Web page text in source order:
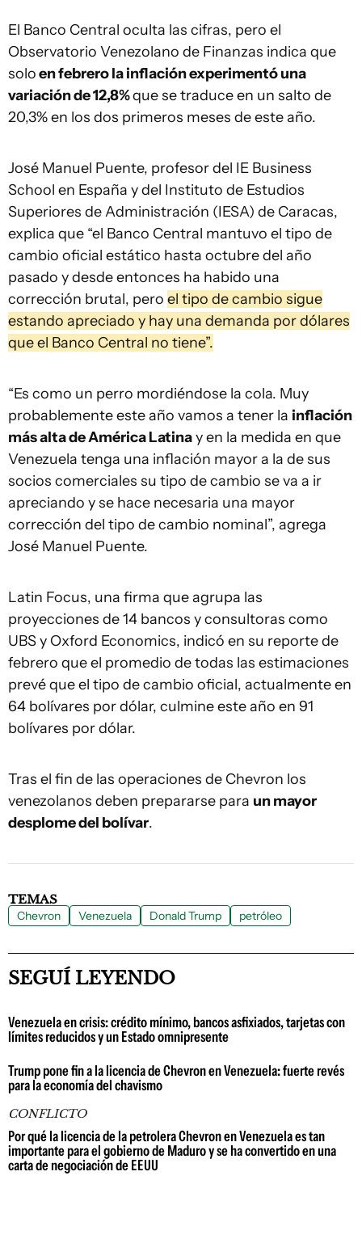
El Banco Central oculta las cifras, pero el
Observatorio Venezolano de Finanzas indica que
soloen febrero la inflación experimentó una
variación de 12,8%que se traduce en un salto de
20,3% en los dos primeros meses de este año.
José Manuel Puente, profesor del IE Business
School en España y del Instituto de Estudios
Superiores de Administración (IESA) de Caracas,
explica que “el Banco Central mantuvo el tipo de
cambio oficial estático hasta octubre del año
pasado y desde entonces ha habido una
corrección brutal, pero el tipo de cambio sigue
estando apreciado y hay una demanda por dólares
que el Banco Central no tiene”.
“Es como un perro mordiéndose la cola. Muy
probablemente este año vamos a tener la inflación
más alta de América Latinay en la medida en que
Venezuela tenga una inflación mayor a la de sus
socios comerciales su tipo de cambio se va a ir
apreciando y se hace necesaria una mayor
corrección del tipo de cambio nominal”, agrega
José Manuel Puente.
Latin Focus, una firma que agrupa las
proyecciones de 14 bancos y consultoras como
UBS y Oxford Economics, indicó en su reporte de
febrero que el promedio de todas las estimaciones
prevé que el tipo de cambio oficial, actualmente en
64 bolívares por dólar, culmine este año en 91
bolívares por dólar.
Tras el fin de las operaciones de Chevron los
venezolanos deben prepararse para un mayor
desplome del bolívar.
TEMAS
Chevron Venezuela Donald Trump petróleo
SEGUÍ LEYENDO
Venezuela en crisis: crédito mínimo, bancos asfixiados, tarjetas con
límites reducidos y un Estado omnipresente
Trump pone fin a la licencia de Chevron en Venezuela: fuerte revés
para la economía del chavismo
CONFLICTO
Por qué la licencia de la petrolera Chevron en Venezuela es tan
importante para el gobierno de Maduro y se ha convertido en una
carta de negociación de EEUU